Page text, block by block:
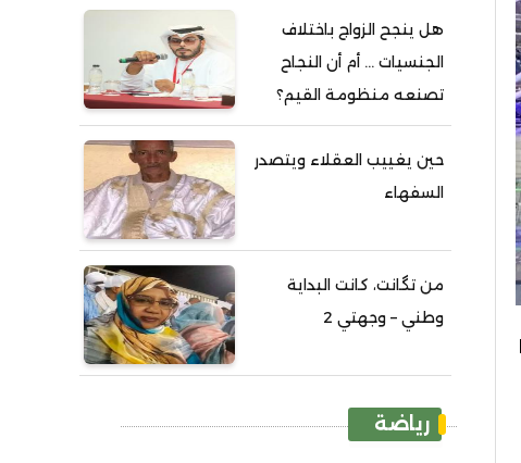
هل ينجح الزواج باختلاف
الجنسيات ... أم أن النجاح
تصنعه منظومة القيم؟
حين يغييب العقلاء ويتصدر
السفهاء
من تگانت، كانت البداية
وطني – وجهتي 2
رياضة